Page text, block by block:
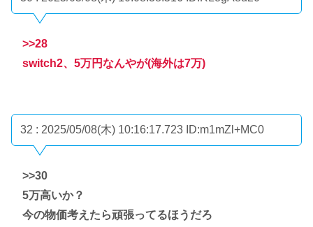
>>28
switch2、5万円なんやが(海外は7万)
32 : 2025/05/08(木) 10:16:17.723 ID:m1mZl+MC0
>>30
5万高いか？
今の物価考えたら頑張ってるほうだろ